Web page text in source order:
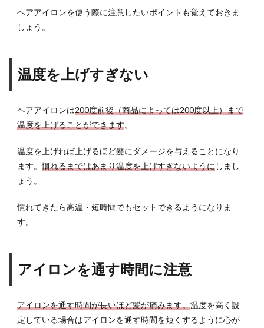
ヘアアイロンを使う際に注意したいポイントも覚えておきま
しょう。
温度を上げすぎない
ヘアアイロンは200度前後（商品によっては200度以上）まで
温度を上げることができます。
温度を上げれば上げるほど髪にダメージを与えることになり
ます。慣れるまではあまり温度を上げすぎないようにしまし
ょう。
慣れてきたら高温・短時間でもセットできるようになりま
す。
アイロンを通す時間に注意
アイロンを通す時間が長いほど髪が痛みます。温度を高く設
定している場合はアイロンを通す時間を短くするように心が